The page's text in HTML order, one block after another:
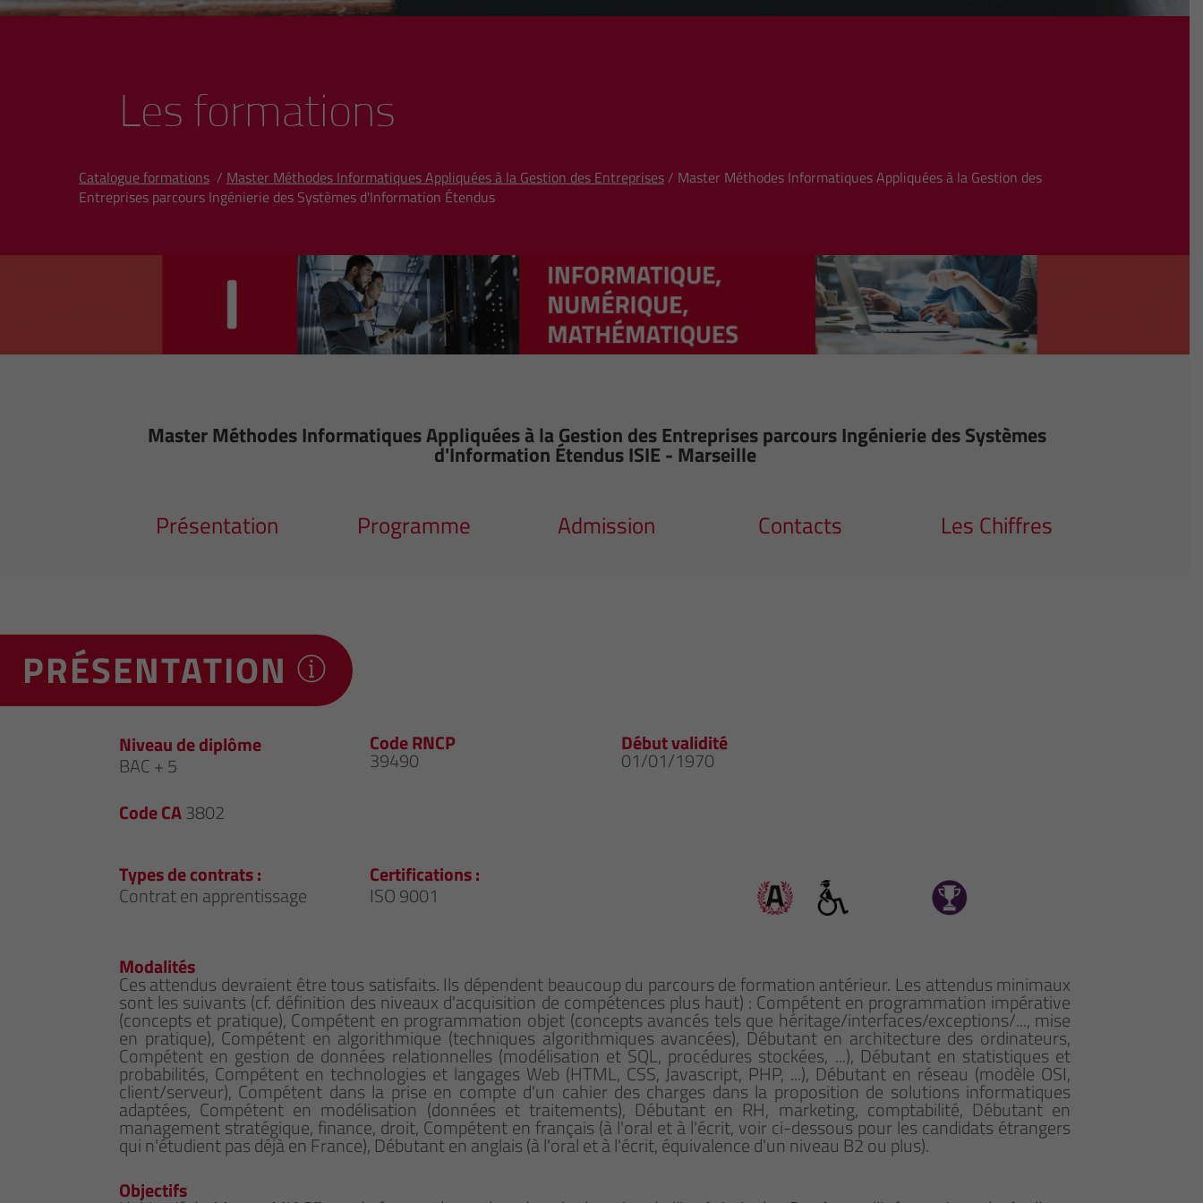
Les formations
Catalogue formations/ Master Méthodes Informatiques Appliquées à la Gestion des Entreprises/ Master Méthodes Informatiques Appliquées à la Gestion des
Entreprises parcours Ingénierie des Systèmes d'Information Étendus
Master Méthodes Informatiques Appliquées à la Gestion des Entreprises parcours Ingénierie des Systèmes
d'Information Étendus ISIE - Marseille
Présentation Programme Admission Contacts Les Chiffres
PRÉSENTATION
Niveau de diplôme
BAC + 5
Code RNCP
39490
Début validité
01/01/1970
Code CA3802
Types de contrats :
Contrat en apprentissage
Certifications :
ISO 9001
Modalités
Ces attendus devraient être tous satisfaits. Ils dépendent beaucoup du parcours de formation antérieur. Les attendus minimaux
sont les suivants (cf. définition des niveaux d'acquisition de compétences plus haut) : Compétent en programmation impérative
(concepts et pratique), Compétent en programmation objet (concepts avancés tels que héritage/interfaces/exceptions/..., mise
en pratique), Compétent en algorithmique (techniques algorithmiques avancées), Débutant en architecture des ordinateurs,
Compétent en gestion de données relationnelles (modélisation et SQL, procédures stockées, ...), Débutant en statistiques et
probabilités, Compétent en technologies et langages Web (HTML, CSS, Javascript, PHP, ...), Débutant en réseau (modèle OSI,
client/serveur), Compétent dans la prise en compte d'un cahier des charges dans la proposition de solutions informatiques
adaptées, Compétent en modélisation (données et traitements), Débutant en RH, marketing, comptabilité, Débutant en
management stratégique, finance, droit, Compétent en français (à l'oral et à l'écrit, voir ci-dessous pour les candidats étrangers
qui n'étudient pas déjà en France), Débutant en anglais (à l'oral et à l'écrit, équivalence d'un niveau B2 ou plus).
Objectifs